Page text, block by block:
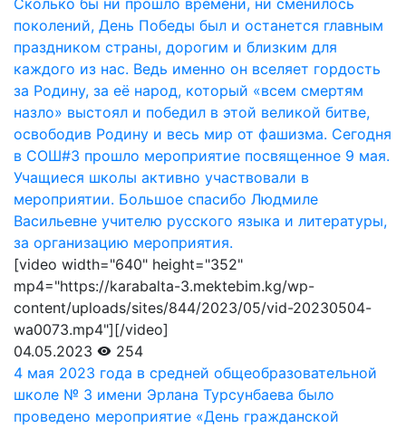
Сколько бы ни прошло времени, ни сменилось
поколений, День Победы был и останется главным
праздником страны, дорогим и близким для
каждого из нас. Ведь именно он вселяет гордость
за Родину, за её народ, который «всем смертям
назло» выстоял и победил в этой великой битве,
освободив Родину и весь мир от фашизма. Сегодня
в СОШ#3 прошло мероприятие посвященное 9 мая.
Учащиеся школы активно участвовали в
мероприятии. Большое спасибо Людмиле
Васильевне учителю русского языка и литературы,
за организацию мероприятия.
[video width="640" height="352"
mp4="https://karabalta-3.mektebim.kg/wp-
content/uploads/sites/844/2023/05/vid-20230504-
wa0073.mp4"][/video]
04.05.2023
254
4 мая 2023 года в средней общеобразовательной
школе № 3 имени Эрлана Турсунбаева было
проведено мероприятие «День гражданской